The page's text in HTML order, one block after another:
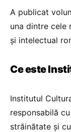
A publicat
una dintre cele
și intelectual
Ce este
Institutul
responsabilă
străinătate și